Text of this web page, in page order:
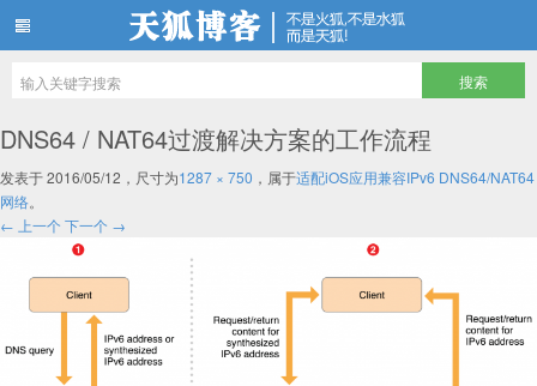
天狐博客
DNS64 / NAT64过渡解决方案的工作流程
发表于2016/05/12 ，尺寸为1287 × 750 ，属于适配iOS应用兼容IPv6 DNS64/NAT64
网络。
← 上一个 下一个 →